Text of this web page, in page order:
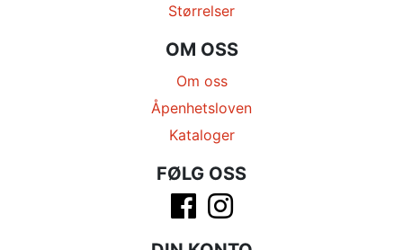
Størrelser
OM OSS
Om oss
Åpenhetsloven
Kataloger
FØLG OSS